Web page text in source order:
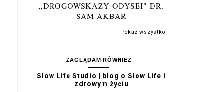
,,DROGOWSKAZY ODYSEI" DR.
SAM AKBAR
Pokaż wszystko
ZAGLĄDAM RÓWNIEŻ
Slow Life Studio | blog o Slow Life i
zdrowym życiu